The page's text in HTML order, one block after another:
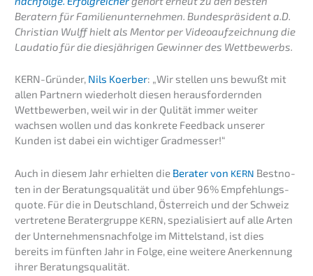
Beratern für Famili­en­un­ter­neh­men. Bundes­prä­si­dent a.D.
Chris­ti­an Wulff hielt als Mentor per Video­auf­zeich­nung die
Lauda­tio für die diesjäh­ri­gen Gewin­ner des Wettbewerbs.
KERN-Gründer, Nils Koerber: „Wir stellen uns bewußt mit
allen Partnern wieder­holt diesen heraus­for­dern­den
Wettbe­wer­ben, weil wir in der Qulität immer weiter
wachsen wollen und das konkre­te Feedback unserer
Kunden ist dabei ein wichti­ger Gradmesser!“
Auch in diesem Jahr erhiel­ten die Berater von KERN Bestno­
ten in der Beratungs­qua­li­tät und über 96% Empfeh­lungs­
quo­te. Für die in Deutsch­land, Öster­reich und der Schweiz
vertre­te­ne Berater­grup­pe KERN, spezia­li­siert auf alle Arten
der Unternehmens­nachfolge im Mittel­stand, ist dies
bereits im fünften Jahr in Folge, eine weite­re Anerken­nung
ihrer Beratungsqualität.